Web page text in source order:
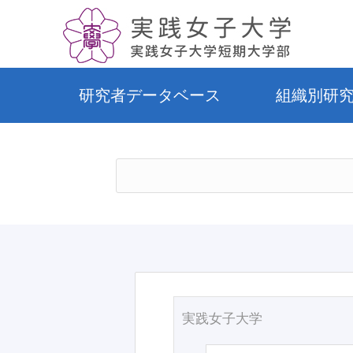
研究者データベース 組織別研
実践女子大学